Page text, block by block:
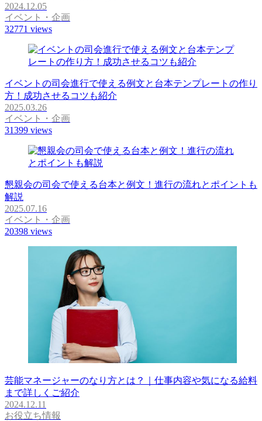
2024.12.05
イベント・企画
32771 views
イベントの司会進行で使える例文と台本テンプレートの作り
方！成功させるコツも紹介
2025.03.26
イベント・企画
31399 views
懇親会の司会で使える台本と例文！進行の流れとポイントも
解説
2025.07.16
イベント・企画
20398 views
芸能マネージャーのなり方とは？｜仕事内容や気になる給料
まで詳しくご紹介
2024.12.11
お役立ち情報